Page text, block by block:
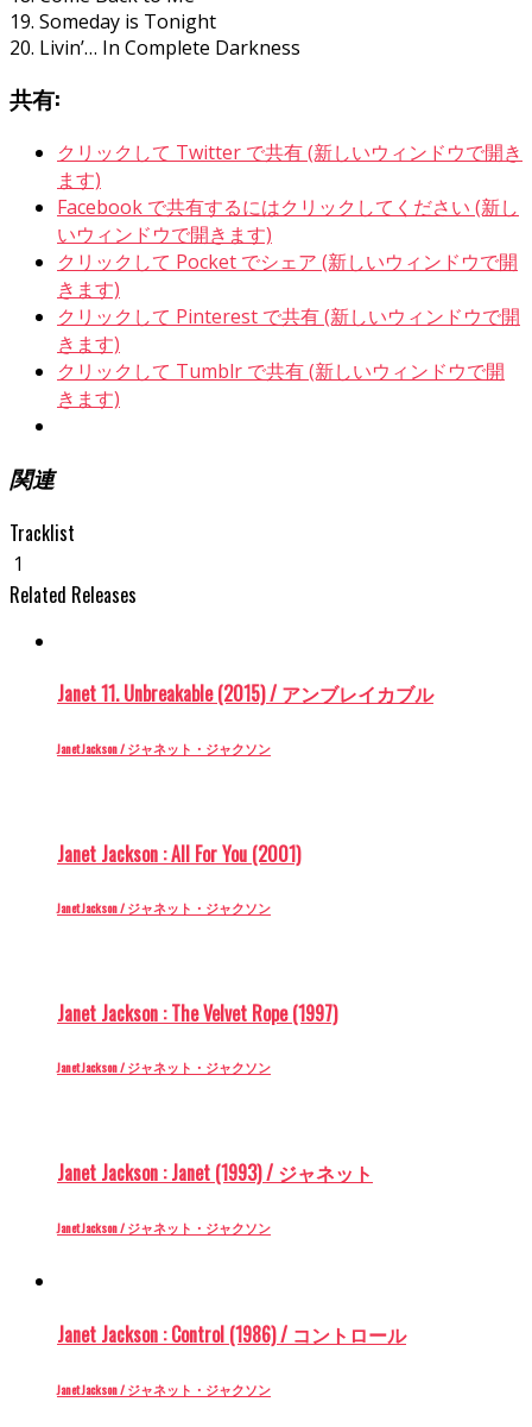
19. Someday is Tonight
20. Livin’… In Complete Darkness
共有:
クリックして Twitter で共有 (新しいウィンドウで開き
ます)
Facebook で共有するにはクリックしてください (新し
いウィンドウで開きます)
クリックして Pocket でシェア (新しいウィンドウで開
きます)
クリックして Pinterest で共有 (新しいウィンドウで開
きます)
クリックして Tumblr で共有 (新しいウィンドウで開
きます)
関連
Tracklist
1
Related Releases
Janet 11. Unbreakable (2015) / アンブレイカブル
Janet Jackson / ジャネット・ジャクソン
Janet Jackson : All For You (2001)
Janet Jackson / ジャネット・ジャクソン
Janet Jackson : The Velvet Rope (1997)
Janet Jackson / ジャネット・ジャクソン
Janet Jackson : Janet (1993) / ジャネット
Janet Jackson / ジャネット・ジャクソン
Janet Jackson : Control (1986) / コントロール
Janet Jackson / ジャネット・ジャクソン